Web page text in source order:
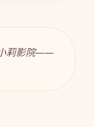
小莉影院——